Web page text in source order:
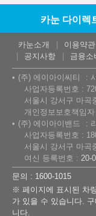
카눈 다이렉
카눈소개 이용약관
공지사항
금융소
(주) 에이아이씨티
사업자등록번호 :
서울시 강서구 마곡
개인정보보호책임
(주) 에이아이밴드
사업자등록번호 :
서울시 강서구 마곡
여신 등록번호 : 20-
문의 : 1600-1015
※ 페이지에 표시된 차
가 있을 수 있습니다.
니다.